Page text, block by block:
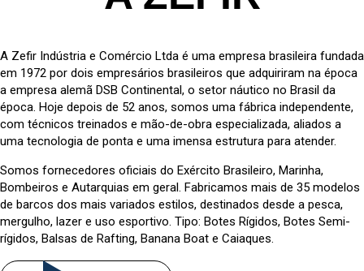
A Zefir Indústria e Comércio Ltda é uma empresa brasileira fundada
em 1972 por dois empresários brasileiros que adquiriram na época
a empresa alemã DSB Continental, o setor náutico no Brasil da
época. Hoje depois de 52 anos, somos uma fábrica independente,
com técnicos treinados e mão-de-obra especializada, aliados a
uma tecnologia de ponta e uma imensa estrutura para atender.
Somos fornecedores oficiais do Exército Brasileiro, Marinha,
Bombeiros e Autarquias em geral. Fabricamos mais de 35 modelos
de barcos dos mais variados estilos, destinados desde a pesca,
mergulho, lazer e uso esportivo. Tipo: Botes Rígidos, Botes Semi-
rígidos, Balsas de Rafting, Banana Boat e Caiaques.